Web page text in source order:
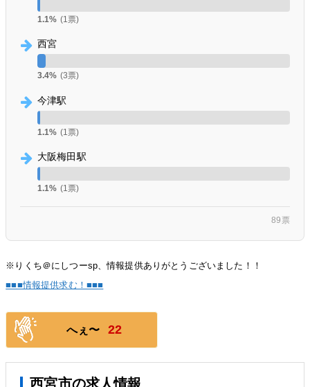
1.1% (1票)
西宮
3.4% (3票)
今津駅
1.1% (1票)
大阪梅田駅
1.1% (1票)
89票
※りくち＠にしつーsp、情報提供ありがとうございました！！
■■■情報提供求む！■■■
へぇ〜 22
西宮市の求人情報